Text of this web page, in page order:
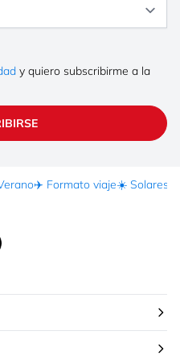
y quiero subscribirme a la
✈️ Formato viaje☀️ Solares